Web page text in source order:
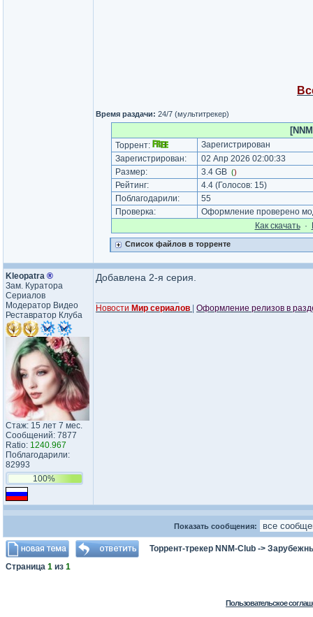
Время раздачи: 24/7 (мультитрекер)
Торрент:
Зарегистрирован
Зарегистрирован:
02 Апр 2026 02:00:33
Размер:
3.4 GB ()
Рейтинг: 4.4(Голосов: 15)
Поблагодарили:
55
Проверка:
Оформление проверено
Как cкачать·
Список файлов в торренте
Kleopatra ®
Зам. Куратора
Сериалов
Модератор Видео
Реставратор Клуба
Стаж: 15 лет 7 мес.
Сообщений: 7877
Ratio: 1240.967
Поблагодарили:
82993
100%
Добавлена 2-я серия.
Новости Мир сериалов Оформление релизов в
Показать сообщения:
Торрент-трекер NNM-Club ->
Страница 1 из 1
Пользовательское